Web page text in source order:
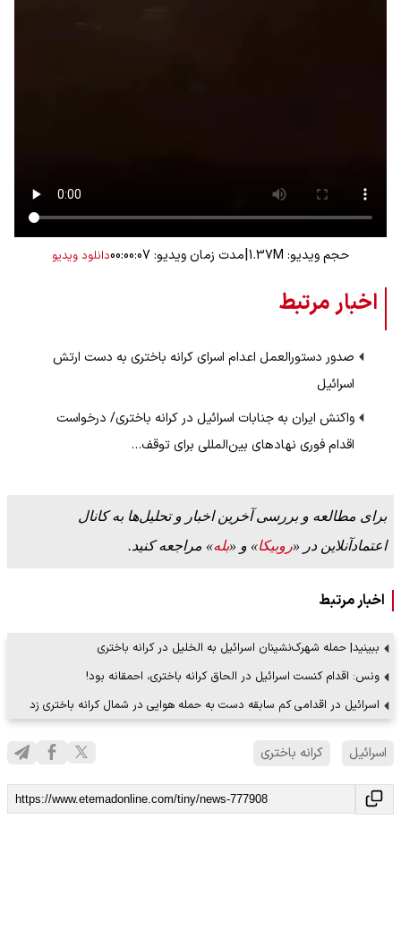
حجم ویدیو: 1.37M |مدت زمان ویدیو: 00:00:07 دانلود ویدیو
اخبار مرتبط
صدور دستورالعمل اعدام اسرای کرانه باختری به دست ارتش
اسرائیل
واکنش ایران به جنابات اسرائیل در کرانه باختری/ درخواست
اقدام فوری نهادهای بین‌المللی برای توقف…
برای مطالعه و بررسی آخرین اخبار و تحلیل‌ها به کانال
اعتمادآنلاین در «روبیکا» و «بله» مراجعه کنید.
اخبار مرتبط
ببینید| حمله شهرک‌نشینان اسرائیل به الخلیل در کرانه باختری
ونس: اقدام کنست اسرائیل در الحاق کرانه باختری، احمقانه بود!
اسرائیل در اقدامی کم سابقه دست به حمله هوایی در شمال کرانه باختری زد
اسرائیل کرانه باختری